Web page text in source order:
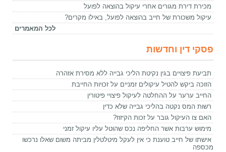
מכירת דירת מגורים אחרי עיקול בהוצאה לפועל
עיקול משכורת של חייב בהוצאה לפועל, באילו מקרים?
לכל המאמרים
פסקי דין וחדשות
תביעת פיצויים בגין נקיטת הליכי גבייה ללא מסירת אזהרה
הזוכה ביקש להטיל עיקולים זמניים על זכויות החייבת
החייב ערער על ההחלטה לעיקול פיצויי פיטורין
רשות המס נקטה בהליכי גבייה שלא כדין
האם צו העיקול גובר על זכות הקיזוז?
מימוש ערבות אשר החליפה נכס שהוטל עליו עיקול זמני
אישתו של חייב טוענת כי אין לעקל מיטלטלין מביתה משום שאלו נרכשו
מכספה